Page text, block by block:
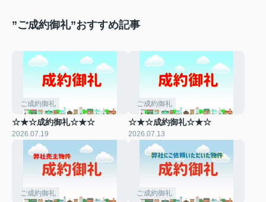
”ご成約御礼”おすすめ記事
ご成約御礼
☆★☆成約御礼☆★☆
2026.07.19
ご成約御礼
☆★☆成約御礼☆★☆
2026.07.13
ご成約御礼 ご成約御礼